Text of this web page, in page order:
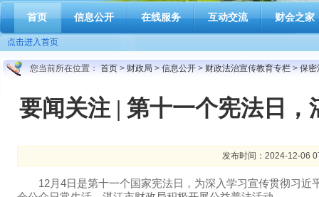
首页 信息公开 在线服务 互动交流 财会之家
点击进入首页
您当前所在位置： 首页> 财政局 > 信息公开> 财政法治宣传教育专栏> 保密
要闻关注 | 第十一个宪法日
发布时间：2024-12-06
12月4日是第十一个国家宪法日，为深入学习宣传贯彻习近